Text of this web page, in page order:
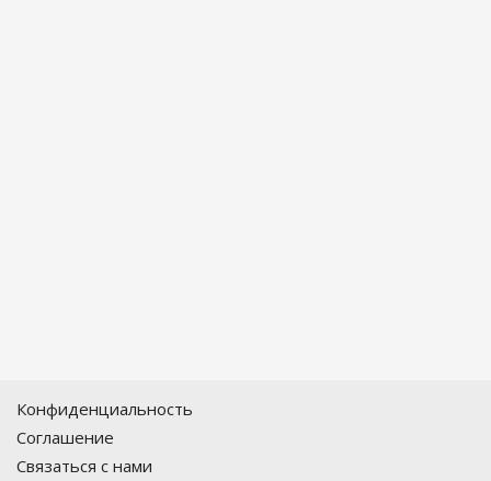
Конфиденциальность
Соглашение
Связаться с нами